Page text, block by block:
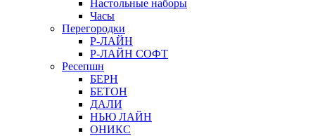
Настольные наборы
Часы
Перегородки
Р-ЛАЙН
Р-ЛАЙН СОФТ
Ресепшн
БЕРН
БЕТОН
ДАЛИ
НЬЮ ЛАЙН
ОНИКС